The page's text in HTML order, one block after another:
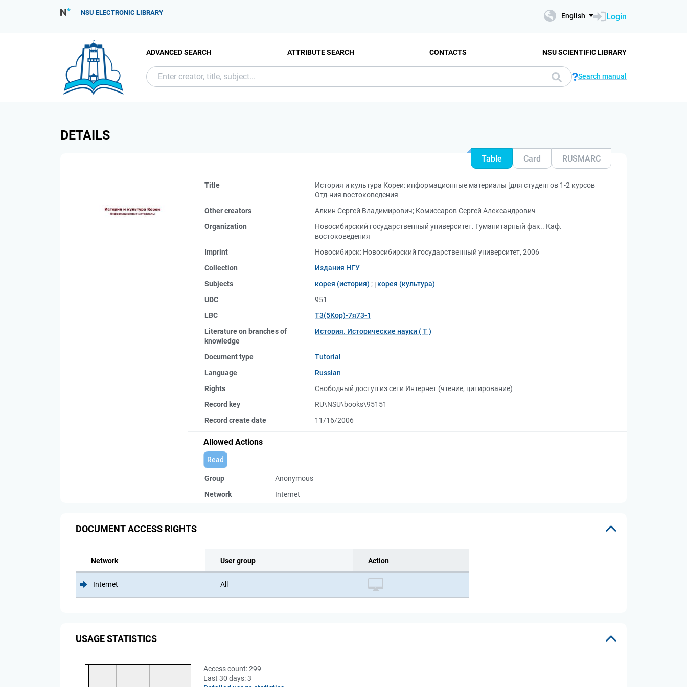
NSU ELECTRONIC LIBRARY English Login
ADVANCED SEARCH ATTRIBUTE SEARCH CONTACTS NSU SCIENTIFIC LIBRARY
Search manual
DETAILS
Table Card RUSMARC
Title
История и культура Кореи: информационные материалы [для студентов 1-2 курсов
Отд-ния востоковедения
Other creators
Алкин Сергей Владимирович; Комиссаров Сергей Александрович
Organization
Новосибирский государственный университет. Гуманитарный фак.. Каф.
востоковедения
Imprint
Новосибирск: Новосибирский государственный университет, 2006
Collection
Издания НГУ
Subjects
корея (история) ;
корея (культура)
UDC
951
LBC
Т3(5Кор)-7я73-1
Literature on branches of
knowledge
История. Исторические науки ( Т )
Document type
Tutorial
Language
Russian
Rights
Свободный доступ из сети Интернет (чтение, цитирование)
Record key
RU\NSU\books\95151
Record create date
11/16/2006
Allowed Actions
Read
Group
Anonymous
Network
Internet
DOCUMENT ACCESS RIGHTS
Network User group Action
Internet All
USAGE STATISTICS
Access count:299
Last 30 days:3